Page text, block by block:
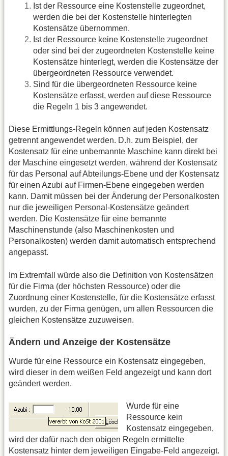
Ist der Ressource eine Kostenstelle zugeordnet,
werden die bei der Kostenstelle hinterlegten
Kostensätze übernommen.
Ist der Ressource keine Kostenstelle zugeordnet
oder sind bei der zugeordneten Kostenstelle keine
Kostensätze hinterlegt, werden die Kostensätze der
übergeordneten Ressource verwendet.
Sind für die übergeordneten Ressource keine
Kostensätze erfasst, werden auf diese Ressource
die Regeln 1 bis 3 angewendet.
Diese Ermittlungs-Regeln können auf jeden Kostensatz
getrennt angewendet werden. D.h. zum Beispiel, der
Kostensatz für eine unbemannte Maschine kann direkt bei
der Maschine eingesetzt werden, während der Kostensatz
für das Personal auf Abteilungs-Ebene und der Kostensatz
für einen Azubi auf Firmen-Ebene eingegeben werden
kann. Damit müssen bei der Änderung der Personalkosten
nur die jeweiligen Personal-Kostensätze geändert
werden. Die Kostensätze für eine bemannte
Maschinenstunde (also Maschinenkosten und
Personalkosten) werden damit automatisch entsprechend
angepasst.
Im Extremfall würde also die Definition von Kostensätzen
für die Firma (der höchsten Ressource) oder die
Zuordnung einer Kostenstelle, für die Kostensätze erfasst
wurden, zu der Firma genügen, um allen Ressourcen die
gleichen Kostensätze zuzuweisen.
Ändern und Anzeige der Kostensätze
Wurde für eine Ressource ein Kostensatz eingegeben,
wird dieser in dem weißen Feld angezeigt und kann dort
geändert werden.
Wurde für eine
Ressource kein
Kostensatz eingegeben,
wird der dafür nach den obigen Regeln ermittelte
Kostensatz hinter dem jeweiligen Eingabe-Feld angezeigt.